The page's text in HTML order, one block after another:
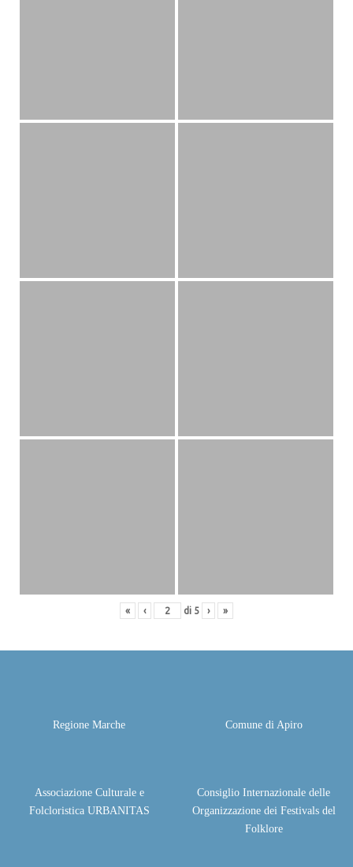
« ‹ di 5 › »
Regione Marche Comune di Apiro
Associazione Culturale e
Folcloristica URBANITAS
Consiglio Internazionale delle
Organizzazione dei Festivals del
Folklore